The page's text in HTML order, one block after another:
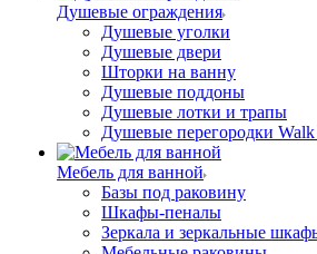
Душевые ограждения
Душевые уголки
Душевые двери
Шторки на ванну
Душевые поддоны
Душевые лотки и трапы
Душевые перегородки
Мебель для ванной
Базы под раковину
Шкафы-пеналы
Зеркала и зеркальные